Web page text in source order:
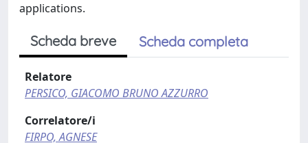
applications.
Scheda breve Scheda completa
Relatore
PERSICO, GIACOMO BRUNO AZZURRO
Correlatore/i
FIRPO, AGNESE